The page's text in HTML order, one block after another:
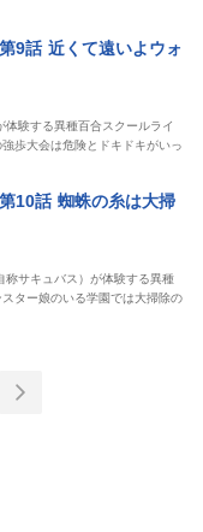
9話 近くて遠いよウォ
験する異種百合スクールライ
歩大会は危険とドキドキがいっ
10話 蜘蛛の糸は大掃
称サキュバス）が体験する異種
ター娘のいる学園では大掃除の